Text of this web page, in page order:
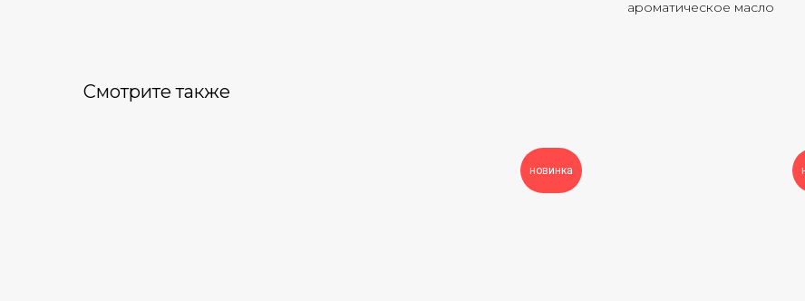
ароматическое масло
Смотрите также
новинка